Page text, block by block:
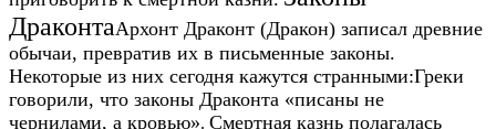
ДраконтаАрхонт Драконт (Дракон) записал древние
обычаи, превратив их в письменные законы.
Некоторые из них сегодня кажутся странными:Греки
говорили, что законы Драконта «писаны не
чернилами, а кровью». Смертная казнь полагалась